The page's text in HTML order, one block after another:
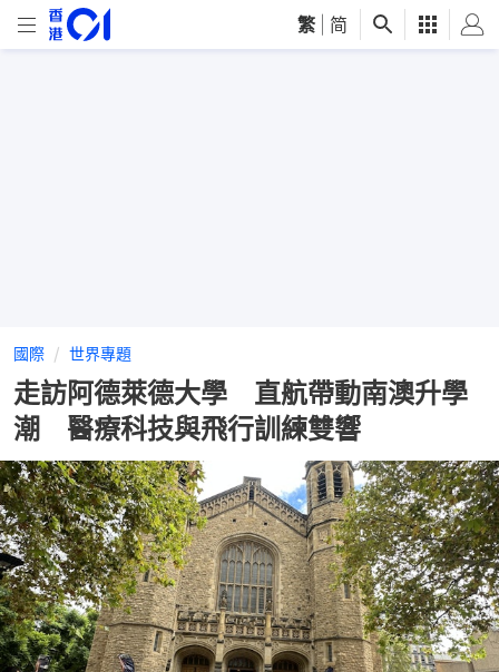
繁 简
國際 世界專題
走訪阿德萊德大學 直航帶動南澳升學
潮 醫療科技與飛行訓練雙響